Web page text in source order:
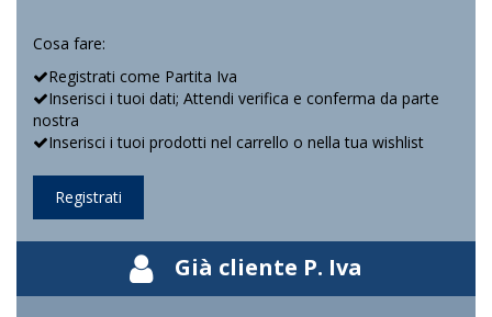
Cosa fare:
Registrati come Partita Iva
Inserisci i tuoi dati; Attendi verifica e conferma da parte
nostra
Inserisci i tuoi prodotti nel carrello o nella tua wishlist
Registrati
Già cliente P. Iva